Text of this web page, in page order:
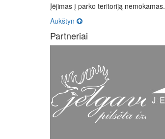
Įėjimas į parko teritoriją nemokamas.
Aukštyn
Partneriai